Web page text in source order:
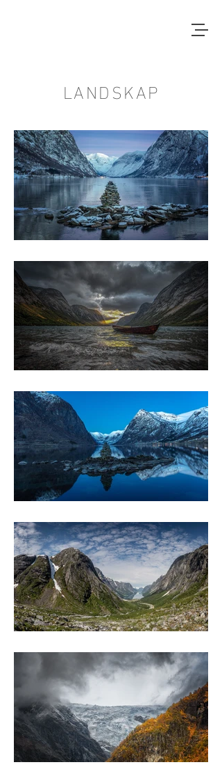
LANDSKAP